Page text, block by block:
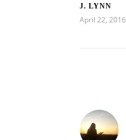
J. LYNN
April 22, 2016